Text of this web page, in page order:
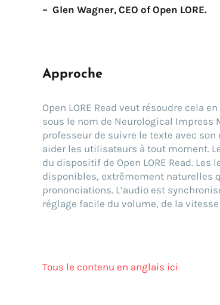
– Glen Wagner, CEO of Open LORE.
Approche
Open LORE Read veut résoudre cela
sous le nom de Neurological Impress
professeur de suivre le texte avec son
aider les utilisateurs à tout moment.
du dispositif de Open LORE Read.
disponibles, extrêmement naturelles
prononciations. L’audio est
réglage facile du volume, de la
Tous le contenu en anglais ici